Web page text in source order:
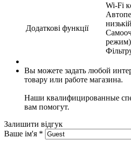
Додаткові функції
Wi-Fi
Вы можете задать любой
товару или работе магазина.
Наши квалифицированные
вам помогут.
Залишити відгук
Ваше ім'я *